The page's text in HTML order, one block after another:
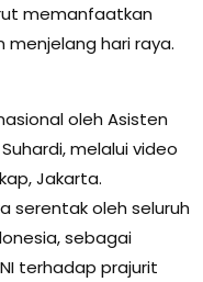
memanfaatkan
hari raya.
oleh Asisten
melalui video
Jakarta.
serentak oleh seluruh
sebagai
terhadap prajurit